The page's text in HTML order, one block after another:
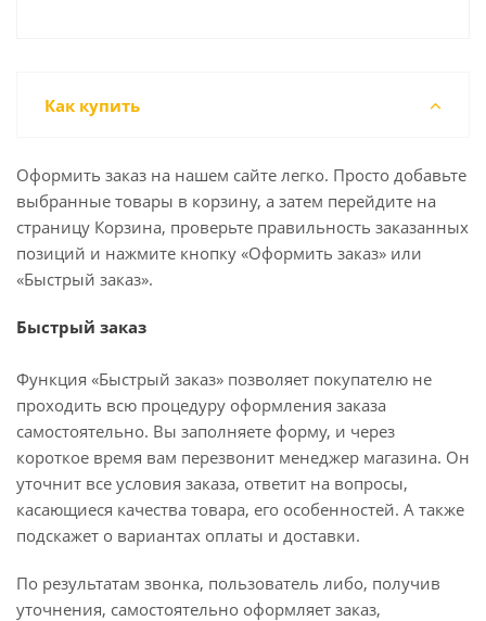
Как купить
Оформить заказ на нашем сайте легко. Просто добавьте
выбранные товары в корзину, а затем перейдите на
страницу Корзина, проверьте правильность заказанных
позиций и нажмите кнопку «Оформить заказ» или
«Быстрый заказ».
Быстрый заказ
Функция «Быстрый заказ» позволяет покупателю не
проходить всю процедуру оформления заказа
самостоятельно. Вы заполняете форму, и через
короткое время вам перезвонит менеджер магазина. Он
уточнит все условия заказа, ответит на вопросы,
касающиеся качества товара, его особенностей. А также
подскажет о вариантах оплаты и доставки.
По результатам звонка, пользователь либо, получив
уточнения, самостоятельно оформляет заказ,